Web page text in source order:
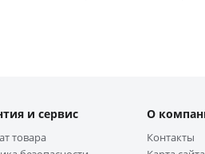
и сервис
товара
О
Контакты